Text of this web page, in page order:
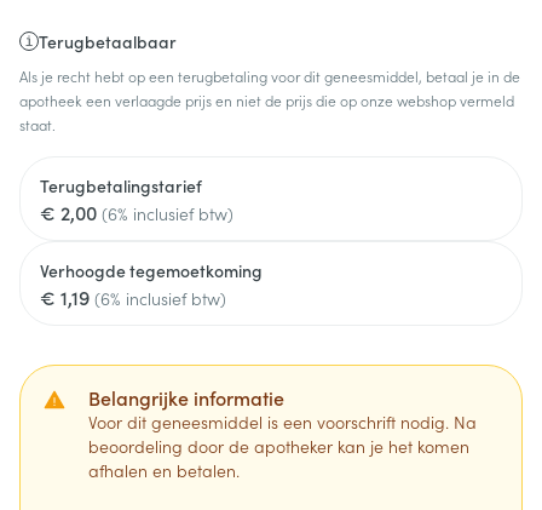
Terugbetaalbaar
Als je recht hebt op een terugbetaling voor dit geneesmiddel, betaal je in de
apotheek een verlaagde prijs en niet de prijs die op onze webshop vermeld
staat.
Terugbetalingstarief
€ 2,00 (6% inclusief btw)
Verhoogde tegemoetkoming
€ 1,19 (6% inclusief btw)
Belangrijke informatie
Voor dit geneesmiddel is een voorschrift nodig. Na
beoordeling door de apotheker kan je het komen
afhalen en betalen.